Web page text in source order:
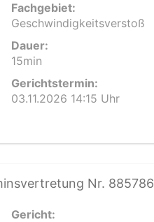
Fachgebiet:
Geschwindigkeitsverstoß
Dauer:
15min
Gerichtstermin:
03.11.2026 14:15 Uhr
Nr. 885786
Gericht: